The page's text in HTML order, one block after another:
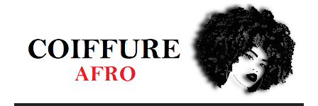
content